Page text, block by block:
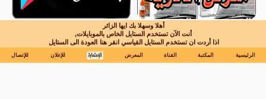
أهلا وسهلا بك ايها الزائر
أنت الآن تستخدم الستايل الخاص بالموبايلات,
اذا أردت ان تستخدم الستايل القياسي انقر هنا العودة الى الستايل
الرئيسية المكتبة القناة المعرض للإعلان للإتصال